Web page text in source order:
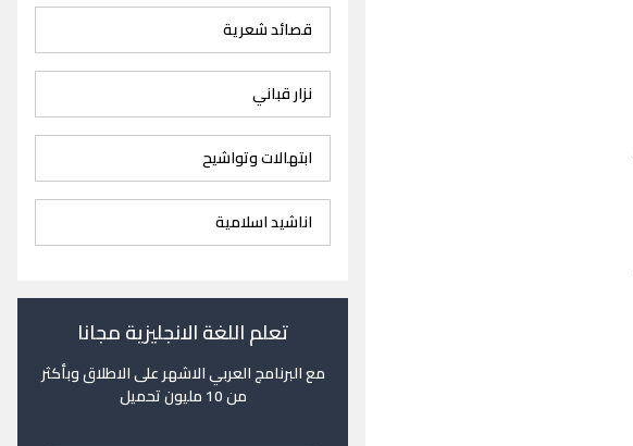
قصائد شعرية
نزار قباني
ابتهالات وتواشيح
اناشيد اسلامية
تعلم اللغة الانجليزية مجانا
مع البرنامج العربي الاشهر على الاطلاق وبأكثر
من 10 مليون تحميل